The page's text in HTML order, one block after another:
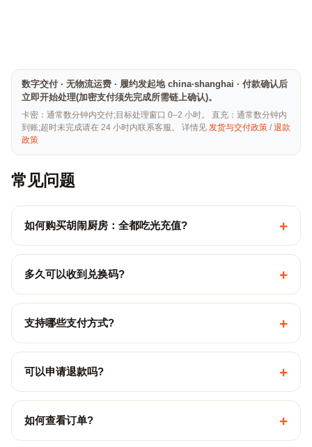
数字交付 · 无物流运费 · 履约发起地 china·shanghai · 付款确认后
立即开始处理(加密支付须先完成所需链上确认)。
卡密：通常数分钟内交付;目标处理窗口 0–2 小时。 直充：通常数分钟内
到账;超时未完成请在 24 小时内联系客服。 详情见 发货与交付政策 /退款
政策
常见问题
如何购买胡闹厨房：全都吃光充值? +
多久可以收到兑换码? +
支持哪些支付方式? +
可以申请退款吗? +
如何查看订单? +